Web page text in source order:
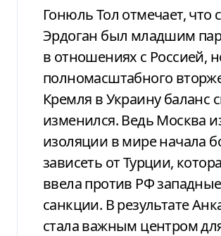
Гонюль Тол отмечает, что
Эрдоган был младшим
в отношениях с Россией,
полномасштабного
Кремля в Украину баланс
изменился. Ведь Москва
изоляции в мире начала
зависеть от Турции,
ввела против РФ западные
санкции. В результате
стала важным центром